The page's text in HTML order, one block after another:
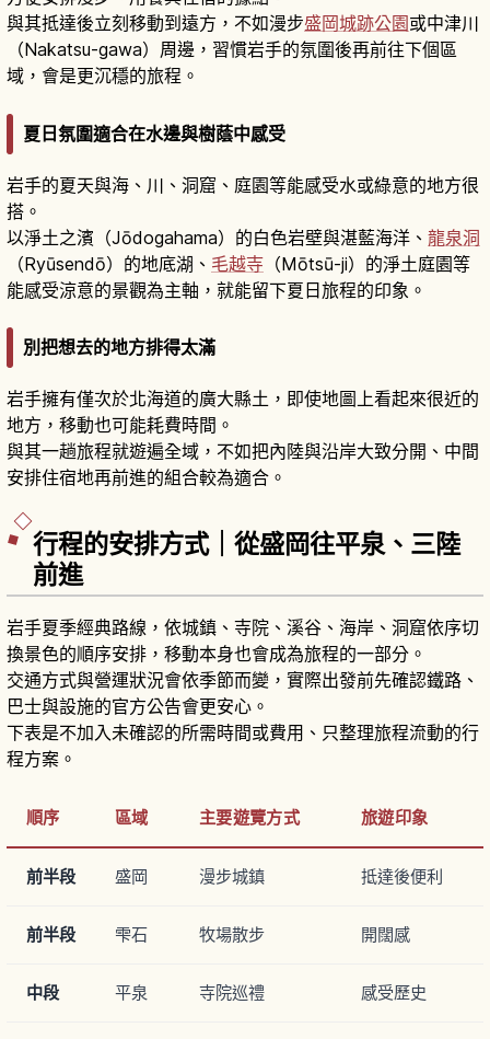
與其抵達後立刻移動到遠方，不如漫步盛岡城跡公園或中津川
（Nakatsu-gawa）周邊，習慣岩手的氛圍後再前往下個區
域，會是更沉穩的旅程。
夏日氛圍適合在水邊與樹蔭中感受
岩手的夏天與海、川、洞窟、庭園等能感受水或綠意的地方很
搭。
以淨土之濱（Jōdogahama）的白色岩壁與湛藍海洋、 龍泉洞
（Ryūsendō）的地底湖、 毛越寺 （Mōtsū-ji）的淨土庭園等
能感受涼意的景觀為主軸，就能留下夏日旅程的印象。
別把想去的地方排得太滿
岩手擁有僅次於北海道的廣大縣土，即使地圖上看起來很近的
地方，移動也可能耗費時間。
與其一趟旅程就遊遍全域，不如把內陸與沿岸大致分開、中間
安排住宿地再前進的組合較為適合。
行程的安排方式｜從盛岡往平泉、三陸
前進
岩手夏季經典路線，依城鎮、寺院、溪谷、海岸、洞窟依序切
換景色的順序安排，移動本身也會成為旅程的一部分。
交通方式與營運狀況會依季節而變，實際出發前先確認鐵路、
巴士與設施的官方公告會更安心。
下表是不加入未確認的所需時間或費用、只整理旅程流動的行
程方案。
順序 區域 主要遊覽方式 旅遊印象
前半段 盛岡 漫步城鎮 抵達後便利
前半段 雫石 牧場散步 開闊感
中段 平泉 寺院巡禮 感受歷史